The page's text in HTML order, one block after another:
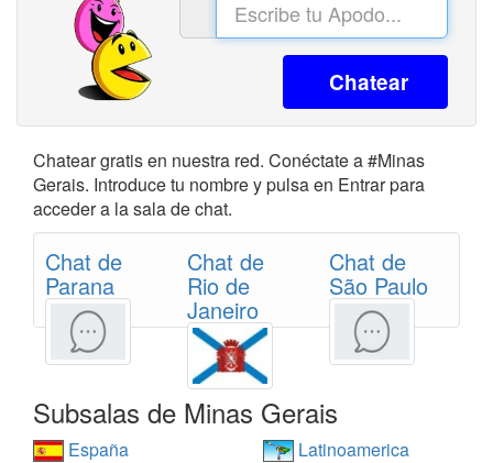
Chatear
Chatear gratis en nuestra red. Conéctate a #Minas
Gerais. Introduce tu nombre y pulsa en Entrar para
acceder a la sala de chat.
Chat de
Parana
Chat de
Rio de
Janeiro
Chat de
São Paulo
Subsalas de Minas Gerais
España
Latinoamerica